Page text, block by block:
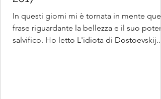
In questi giorni mi è tornata in mente
frase riguardante la bellezza e il suo potere
salvifico. Ho letto L'idiota di Dostoevskij...